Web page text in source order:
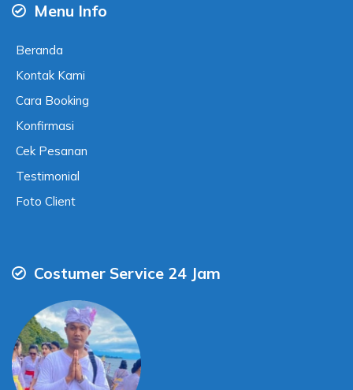
Menu Info
Beranda
Kontak Kami
Cara Booking
Konfirmasi
Cek Pesanan
Testimonial
Foto Client
Costumer Service 24 Jam